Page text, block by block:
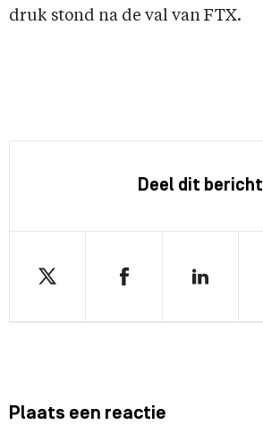
druk stond na de val van FTX.
Deel dit bericht
Plaats een reactie